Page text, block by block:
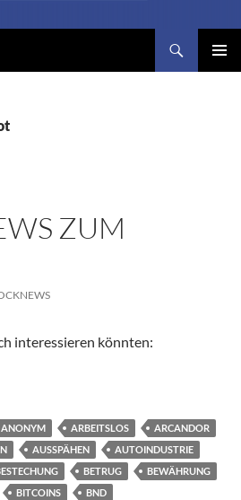
ZUM
interessieren könnten:
ANONYM ARBEITSLOS
ARCANDOR
AUSSPÄHEN
AUTOINDUSTRIE
BETRUG
BEWÄHRUNG
BITCOINS
BND